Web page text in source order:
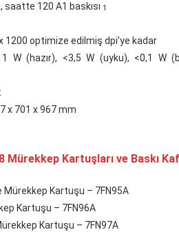
saatte 120 A1 baskısı 1
1200 optimize edilmiş dpi’ye kadar
W (hazır), <3,5 W (uyku), <0,1 W
x 701 x 967 mm
Mürekkep Kartuşları ve Baskı
Mürekkep Kartuşu – 7FN95A
Kartuşu – 7FN96A
Kartuşu – 7FN97A